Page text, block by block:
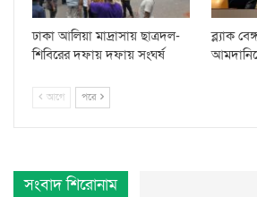
ঢাকা আলিয়া মাদ্রাসায় ছাত্রদল-
শিবিরের দফায় দফায় সংঘর্ষ
ব্ল্যাক
আগে পরে
সংবাদ শিরোনাম